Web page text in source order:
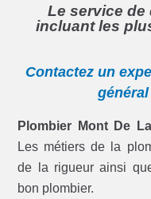
Le service de
incluant les
Contactez un
Plombier Mont De
Les métiers de la
de la rigueur ainsi
bon plombier.